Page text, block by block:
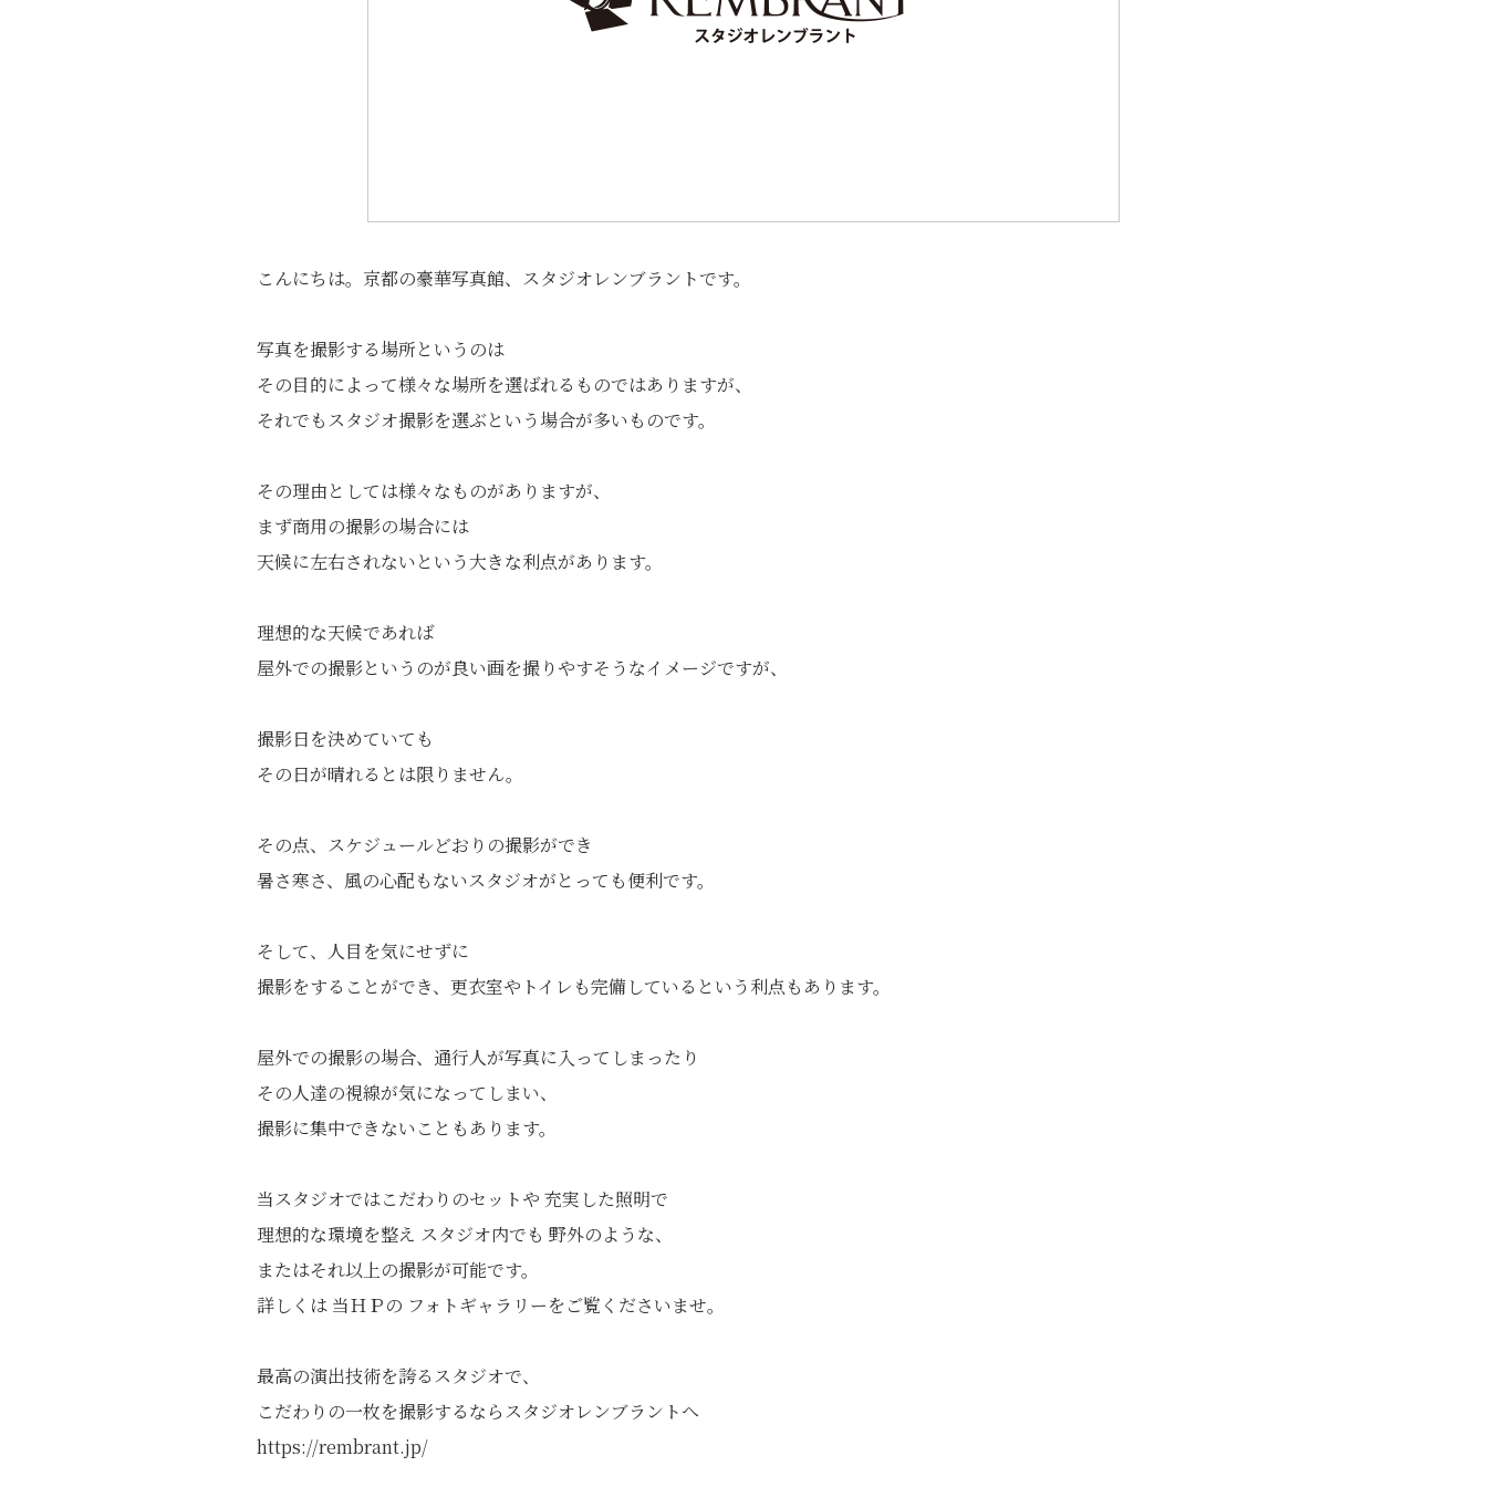
こんにちは。京都の豪華写真館、スタジオレンブラントです。
写真を撮影する場所というのは
その目的によって様々な場所を選ばれるものではありますが、
それでもスタジオ撮影を選ぶという場合が多いものです。
その理由としては様々なものがありますが、
まず商用の撮影の場合には
天候に左右されないという大きな利点があります。
理想的な天候であれば
屋外での撮影というのが良い画を撮りやすそうなイメージですが、
撮影日を決めていても
その日が晴れるとは限りません。
その点、スケジュールどおりの撮影ができ
暑さ寒さ、風の心配もないスタジオがとっても便利です。
そして、人目を気にせずに
撮影をすることができ、更衣室やトイレも完備しているという利点もあります。
屋外での撮影の場合、通行人が写真に入ってしまったり
その人達の視線が気になってしまい、
撮影に集中できないこともあります。
当スタジオではこだわりのセットや 充実した照明で
理想的な環境を整え スタジオ内でも 野外のような、
またはそれ以上の撮影が可能です。
詳しくは 当ＨＰの フォトギャラリーをご覧くださいませ。
最高の演出技術を誇るスタジオで、
こだわりの一枚を撮影するならスタジオレンブラントへ
https://rembrant.jp/